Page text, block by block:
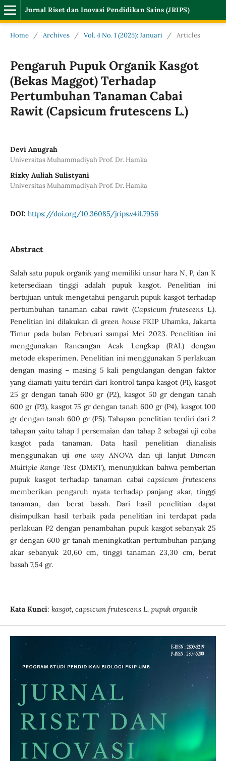
Jurnal Riset dan Inovasi Pendidikan Sains (JRIPS)
Home / Archives / Vol. 4 No. 1 (2025): Januari / Articles
Pengaruh Pupuk Organik Kasgot
(Bekas Maggot) Terhadap
Pertumbuhan Tanaman Cabai
Rawit (Capsicum frutescens L.)
Devi Anugrah
Universitas Muhammadiyah Prof. Dr. Hamka
Rizky Auliah Sulistyani
Universitas Muhammadiyah Prof. Dr. Hamka
DOI: https://doi.org/10.36085/jrips.v4i1.7956
Abstract
Salah satu pupuk organik yang memiliki unsur hara N, P, dan K
ketersediaan tinggi adalah pupuk kasgot. Penelitian ini
bertujuan untuk mengetahui pengaruh pupuk kasgot terhadap
pertumbuhan tanaman cabai rawit (Capsicum frutescens L.).
Penelitian ini dilakukan di green house FKIP Uhamka, Jakarta
Timur pada bulan Februari sampai Mei 2023. Penelitian ini
menggunakan Rancangan Acak Lengkap (RAL) dengan
metode eksperimen. Penelitian ini menggunakan 5 perlakuan
dengan masing – masing 5 kali pengulangan dengan faktor
yang diamati yaitu terdiri dari kontrol tanpa kasgot (P1), kasgot
25 gr dengan tanah 600 gr (P2), kasgot 50 gr dengan tanah
600 gr (P3), kasgot 75 gr dengan tanah 600 gr (P4), kasgot 100
gr dengan tanah 600 gr (P5). Tahapan penelitian terdiri dari 2
tahapan yaitu tahap 1 persemaian dan tahap 2 sebagai uji coba
kasgot pada tanaman. Data hasil penelitian dianalisis
menggunakan uji one way ANOVA dan uji lanjutDuncan
Multiple Range Test (DMRT), menunjukkan bahwa pemberian
pupuk kasgot terhadap tanaman cabaicapsicum frutescens
memberikan pengaruh nyata terhadap panjang akar, tinggi
tanaman, dan berat basah. Dari hasil penelitian dapat
disimpulkan hasil terbaik pada penelitian ini terdapat pada
perlakuan P2 dengan penambahan pupuk kasgot sebanyak 25
gr dengan 600 gr tanah meningkatkan pertumbuhan panjang
akar sebanyak 20,60 cm, tinggi tanaman 23,30 cm, berat
basah 7,54 gr.
Kata Kunci: kasgot, capsicum frutescens L, pupuk organik